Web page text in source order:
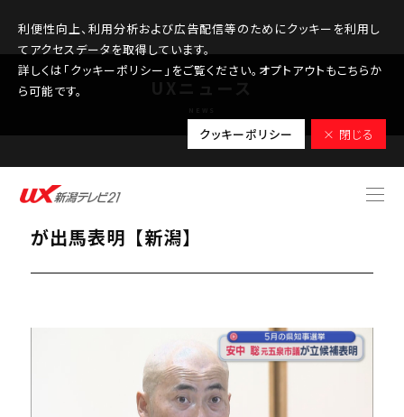
利便性向上、利用分析および広告配信等のためにクッキーを利用し
てアクセスデータを取得しています。
詳しくは「クッキーポリシー」をご覧ください。オプトアウトもこちらか
ら可能です。
クッキーポリシー × 閉じる
2026.03.31
【新潟県知事選】元五泉市議の安中聡氏
が出馬表明【新潟】